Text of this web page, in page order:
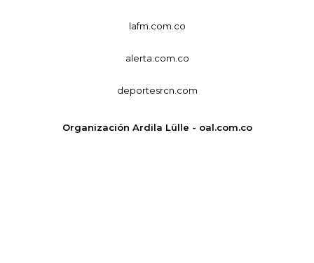
lafm.com.co
alerta.com.co
deportesrcn.com
Organización Ardila Lülle - oal.com.co